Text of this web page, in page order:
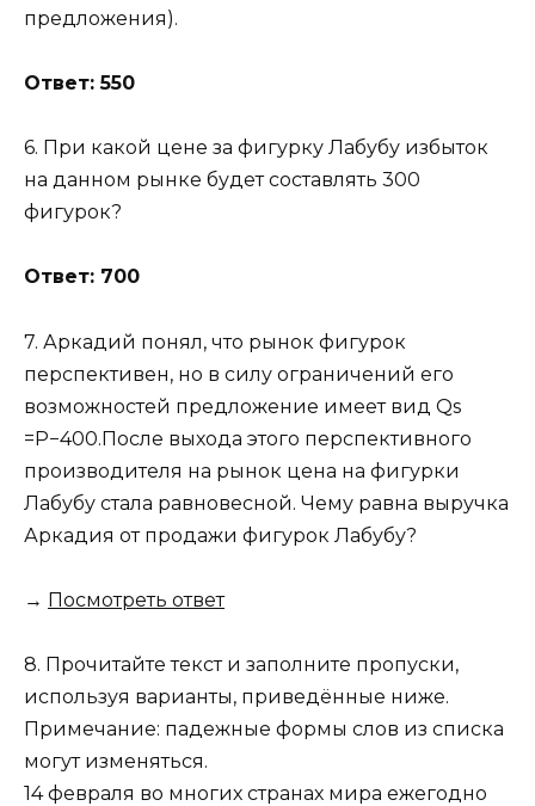
предложения).
Ответ: 550
6. При какой цене за фигурку Лабубу избыток
на данном рынке будет составлять 300
фигурок?
Ответ: 700
7. Аркадий понял, что рынок фигурок
перспективен, но в силу ограничений его
возможностей предложение имеет вид Qs ​
=P−400.После выхода этого перспективного
производителя на рынок цена на фигурки
Лабубу стала равновесной. Чему равна выручка
Аркадия от продажи фигурок Лабубу?
→ Посмотреть ответ
8. Прочитайте текст и заполните пропуски,
используя варианты, приведённые ниже.
Примечание: падежные формы слов из списка
могут изменяться.
14 февраля во многих странах мира ежегодно